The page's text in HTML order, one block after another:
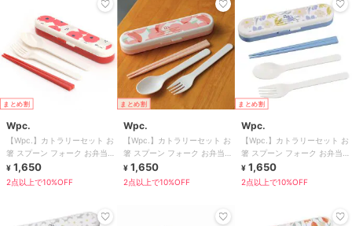
まとめ割
Wpc.
【Wpc.】カトラリーセット お
箸 スプーン フォーク お弁当
レディース かわいい おしゃれ
¥ 1,650
2点以上で10%OFF
まとめ割
Wpc.
【Wpc.】カトラリーセット お
箸 スプーン フォーク お弁当
レディース かわいい おしゃれ
¥ 1,650
2点以上で10%OFF
まとめ割
Wpc.
【Wpc.】カトラリーセット お
箸 スプーン フォーク お弁当
レディース かわいい おしゃれ
¥ 1,650
2点以上で10%OFF